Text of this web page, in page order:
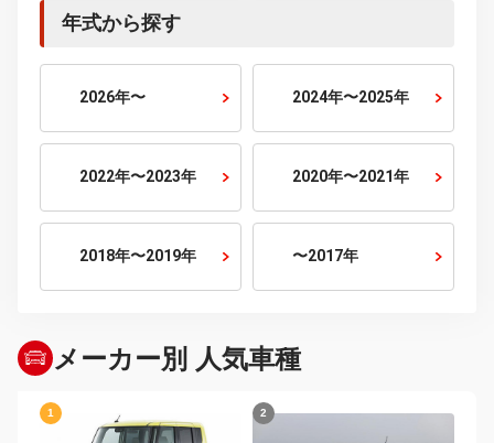
2500cc〜3000cc 3000cc以上
年式から探す